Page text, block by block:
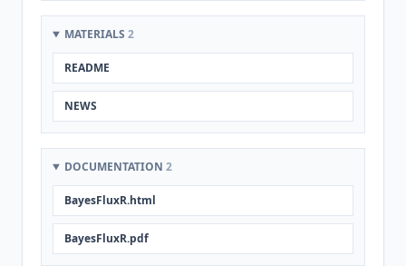
MATERIALS 2
README
NEWS
DOCUMENTATION 2
BayesFluxR.html
BayesFluxR.pdf